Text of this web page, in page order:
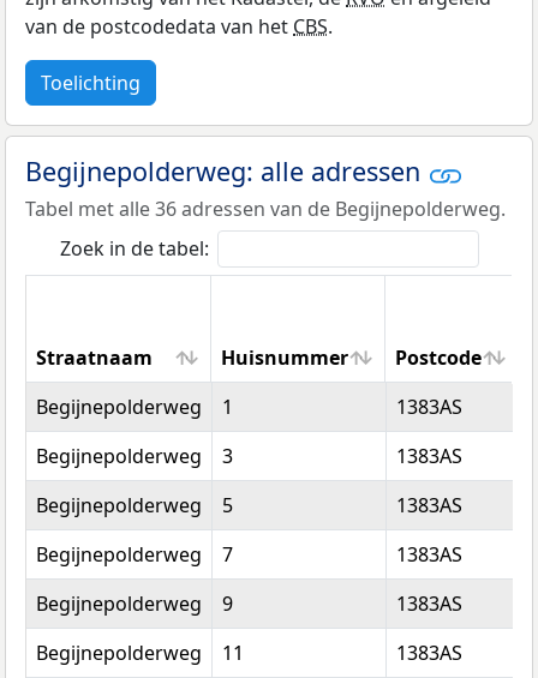
van de postcodedata van hetCBS.
Toelichting
Begijnepolderweg: alle adressen
Tabel met alle 36 adressen van de Begijnepolderweg.
Zoek in de tabel:
Straatnaam Huisnummer Postcode
Straatnaam
Huisnummer Postcode
Begijnepolderweg 1 1383AS
Begijnepolderweg
3 1383AS
Begijnepolderweg
5 1383AS
Begijnepolderweg
7 1383AS
Begijnepolderweg
9 1383AS
Begijnepolderweg
11 1383AS